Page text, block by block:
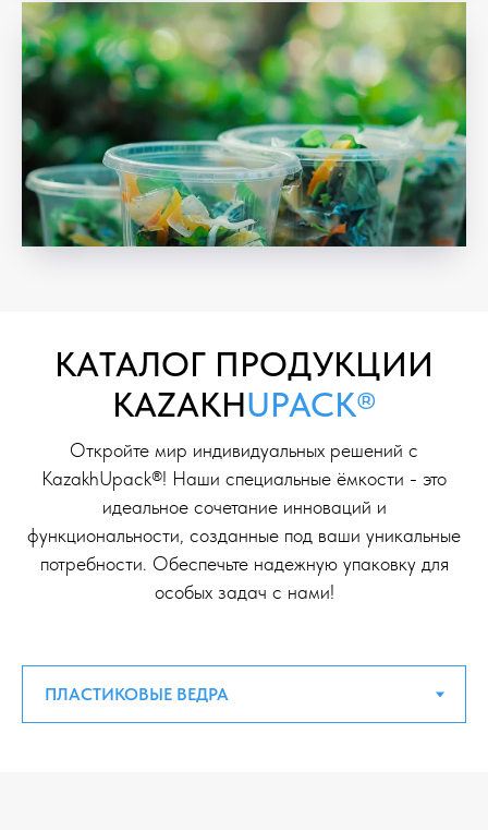
KAТАЛОГ ПРОДУКЦИИ
KAZAKHUPACK®
Откройте мир индивидуальных решений с
KazakhUpack®! Наши специальные ёмкости - это
идеальное сочетание инноваций и
функциональности, созданные под ваши уникальные
потребности. Обеспечьте надежную упаковку для
особых задач с нами!